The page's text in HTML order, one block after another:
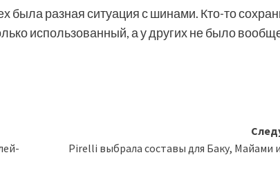
была разная ситуация с шинами. Кто-то
использованный, а у других не было
Pirelli выбрала составы для Баку, Майами